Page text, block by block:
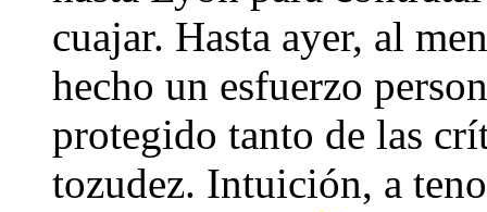
cuajar. Hasta ayer, al
hecho un esfuerzo
protegido tanto de las
tozudez. Intuición, a